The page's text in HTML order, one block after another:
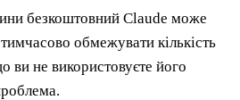
безкоштовний Claude може
обмежувати кількість
ви не використовуєте його